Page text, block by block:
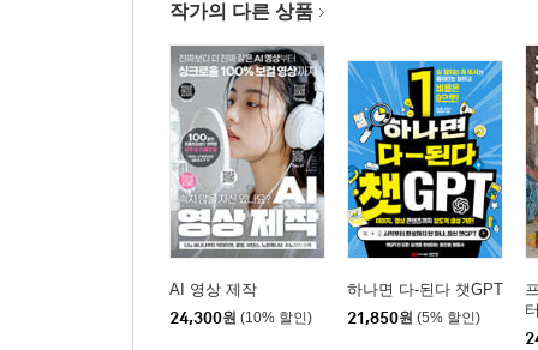
검색을 결과물로 만들기
이미지 분석과 상품 기획서 만들기
05 한 단계씩 디테일하게, 테마별 여행 계획 세우기
한 번에 묻는 질문과 단계적 질문의 차이
질문을 설계하는 단계적인 접근법
06 주제별로 대화의 흐름 이어나가기
주제가 바뀌면 새 채팅을 시작하라
작가의 다른 상품
AI 영상 제작
24,300원 (10% 할인)
하나면 다-된다 챗GPT
21,850원 (5% 할인)